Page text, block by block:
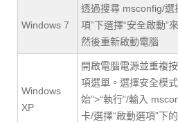
Windows 7
透過搜尋 msconfig/選
項”下選擇“安全啟動”
然後重新啟動電腦
Windows
XP
開啟電腦電源並重複
項選單。選擇安全模
始”>“執行”/輸入
卡/選擇“啟動選項”下